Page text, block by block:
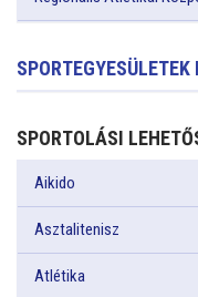
SPORTEGYESÜLETEK
SPORTOLÁSI
Aikido
Asztalitenisz
Atlétika